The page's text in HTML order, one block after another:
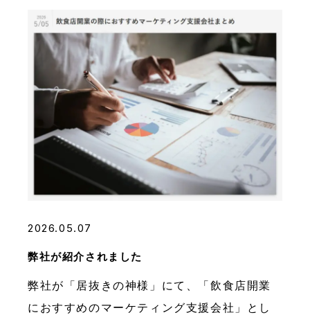
2026.05.07
弊社が紹介されました
弊社が「居抜きの神様」にて、「飲食店開業
におすすめのマーケティング支援会社」とし